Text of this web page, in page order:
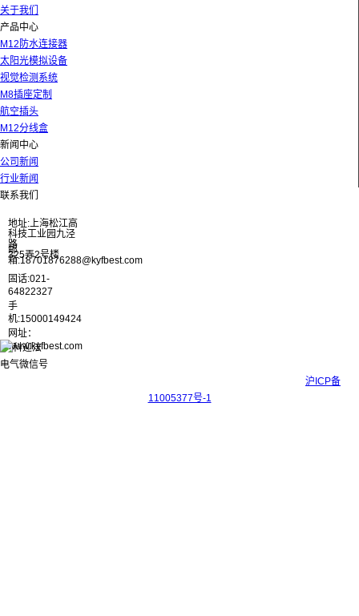
关于我们
产品中心
M12防水连接器
太阳光模拟设备
视觉检测系统
M8插座定制
航空插头
M12分线盒
新闻中心
公司新闻
行业新闻
联系我们
地址:上海松江高
科技工业园九泾
路
325弄2号楼
邮
箱:18701876288@kyfbest.com
固话:021-
64822327
手
机:15000149424
网址：
www.kyfbest.com
沪ICP备
11005377号-1